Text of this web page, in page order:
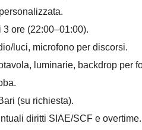
ore (22:00–01:00).
luci, microfono per discorsi.
luminarie, backdrop per
(su richiesta).
diritti SIAE/SCF e